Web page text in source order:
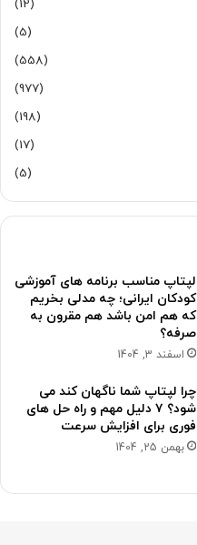
(12)
(5)
(558)
(977)
(198)
(17)
(5)
لپتاپ مناسب برنامه های آموزشی
کودکان ایرانی؛ چه مدلی بخریم
که هم امن باشد هم مقرون به
صرفه؟
اسفند 3, 1404
چرا لپتاپ شما ناگهان کند می
شود؟ ۷ دلیل مهم و راه حل های
فوری برای افزایش سرعت
بهمن 25, 1404